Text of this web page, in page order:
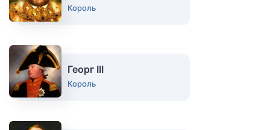
Король
Георг III
Король